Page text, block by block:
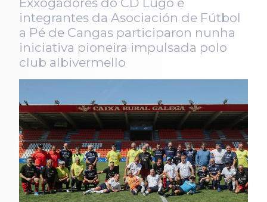
integrantes da Asociación de Fútbol
a Pé de Cangas participaron nunha
iniciativa pioneira impulsada polo
club albivermello